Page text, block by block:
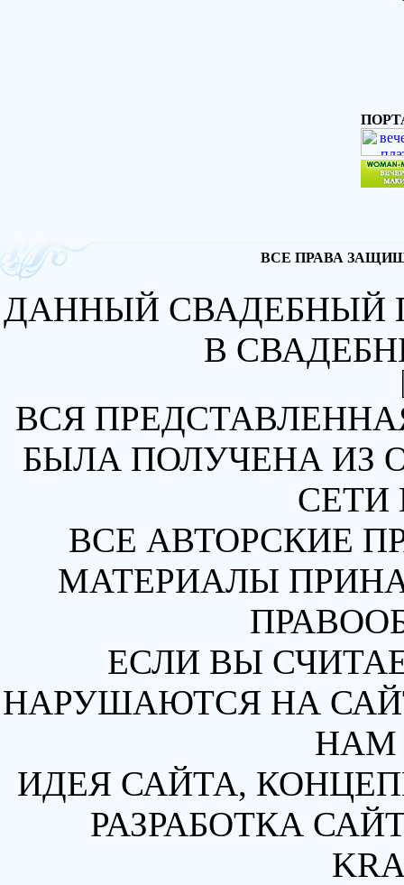
ВСЕ ПРАВА
ДАННЫЙ СВАДЕБНЫЙ
В
ВСЯ
БЫЛА ПОЛУЧЕНА ИЗ
СЕТИ
ВСЕ АВТОРСКИЕ
МАТЕРИАЛЫ
ЕСЛИ ВЫ
НАРУШАЮТСЯ НА
НАМ
ИДЕЯ САЙТА,
РАЗРАБОТКА